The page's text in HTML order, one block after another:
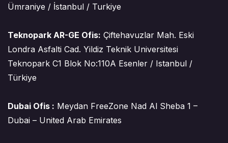
Ümraniye / İstanbul / Turkiye
Teknopark AR-GE Ofis: Çiftehavuzlar Mah. Eski
Londra Asfalti Cad. Yildiz Teknik Universitesi
Teknopark C1 Blok No:110A Esenler / Istanbul /
Türkiye
Dubai Ofis : Meydan FreeZone Nad Al Sheba 1 –
Dubai – United Arab Emirates